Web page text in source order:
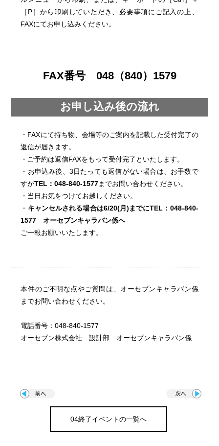
［P］から印刷していただき、必要事項にご記入の上、
FAXにてお申し込みください。
FAX番号 048（840）1579
お申し込み後の流れ
・FAXにて持ち物、会場等のご案内を記載した受付完了の
返信が届きます。
・ご予約は返信FAXをもって受付完了といたします。
・お申込み後、3日たっても返信がない場合は、お手数で
すがTEL：048-840-1577までお問い合わせください。
・当日お気をつけてお越しください。
・ キャンセルされる場合は6/20(月)までにTEL：048-840-
1577 オーセブンキャラバン係へ
ご一報お願いいたします。
本件のご不明な点やご質問は、オーセブンキャラバン係
までお問い合わせください。
電話番号：048-840-1577
オーセブン株式会社 設計部 オーセブンキャラバン係
04終了イベントの一覧へ